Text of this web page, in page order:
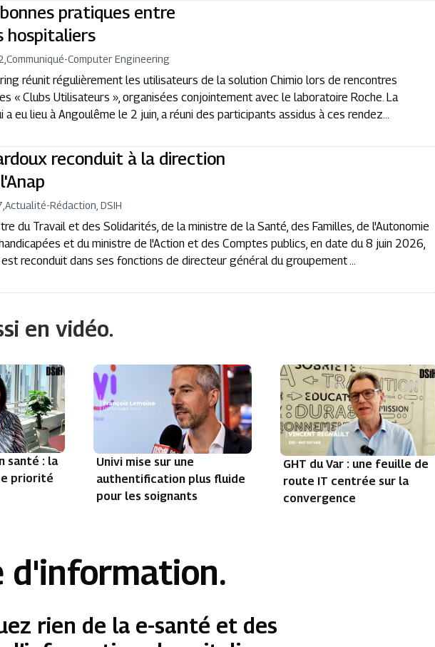
pratiques entre
hospitaliers
,Communiqué-Computer Engineering
réunit régulièrement les utilisateurs de la solution Chimio lors de rencontres
« Clubs Utilisateurs », organisées conjointement avec le laboratoire Roche. La
a eu lieu à Angoulême le 2 juin, a réuni des participants assidus à ces rendez...
reconduit à la direction
,Actualité-Rédaction, DSIH
du Travail et des Solidarités, de la ministre de la Santé, des Familles, de l'Autonomie
et du ministre de l'Action et des Comptes publics, en date du 8 juin 2026,
reconduit dans ses fonctions de directeur général du groupement ...
en vidéo.
santé : la
priorité
Univi mise sur une
authentification plus fluide
pour les soignants
GHT du Var : une feuille de
route IT centrée sur la
convergence
d'information.
rien de la e-santé et des